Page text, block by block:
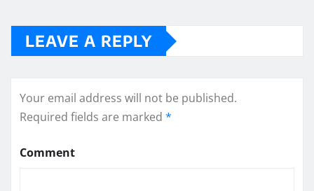
LEAVE A REPLY
Your email address will not be published.
Required fields are marked *
Comment